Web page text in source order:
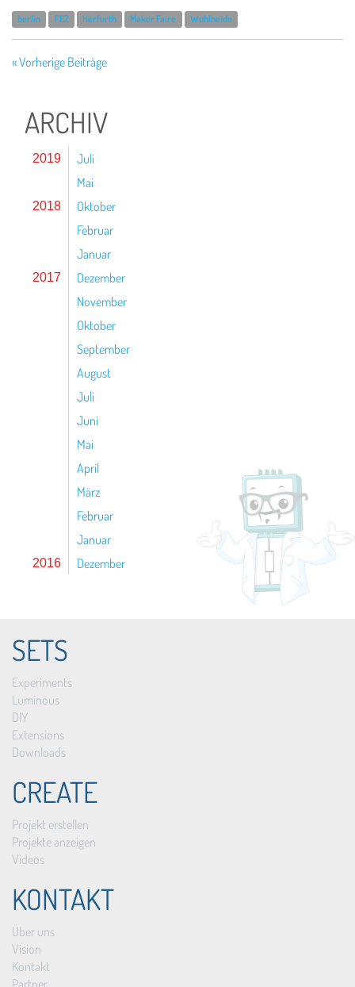
berlin FEZ Herfurth Maker Faire Wuhlheide
« Vorherige Beiträge
ARCHIV
2019
Juli
Mai
2018
Oktober
Februar
Januar
2017
Dezember
November
Oktober
September
August
Juli
Juni
Mai
April
März
Februar
Januar
2016 Dezember
SETS
Experiments
Luminous
DIY
Extensions
Downloads
CREATE
Projekt erstellen
Projekte anzeigen
Videos
KONTAKT
Über uns
Vision
Kontakt
Partner